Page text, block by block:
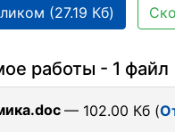
(27.19 Кб)
работы - 1 файл
— 102.00 Кб (